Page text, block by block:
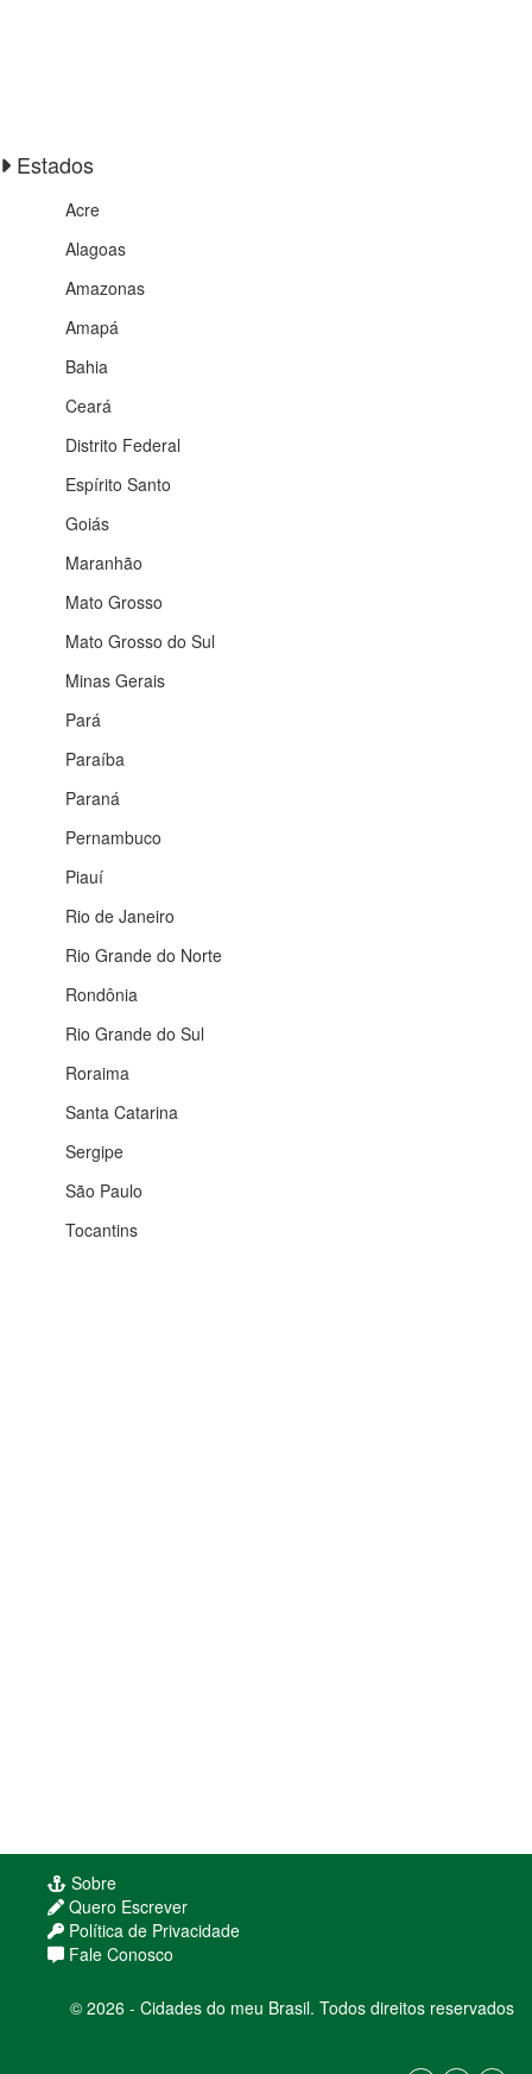
Estados
Acre
Alagoas
Amazonas
Amapá
Bahia
Ceará
Distrito Federal
Espírito Santo
Goiás
Maranhão
Mato Grosso
Mato Grosso do Sul
Minas Gerais
Pará
Paraíba
Paraná
Pernambuco
Piauí
Rio de Janeiro
Rio Grande do Norte
Rondônia
Rio Grande do Sul
Roraima
Santa Catarina
Sergipe
São Paulo
Tocantins
Sobre
Quero Escrever
Política de Privacidade
Fale Conosco
© 2026 - Cidades do meu Brasil. Todos direitos reservados